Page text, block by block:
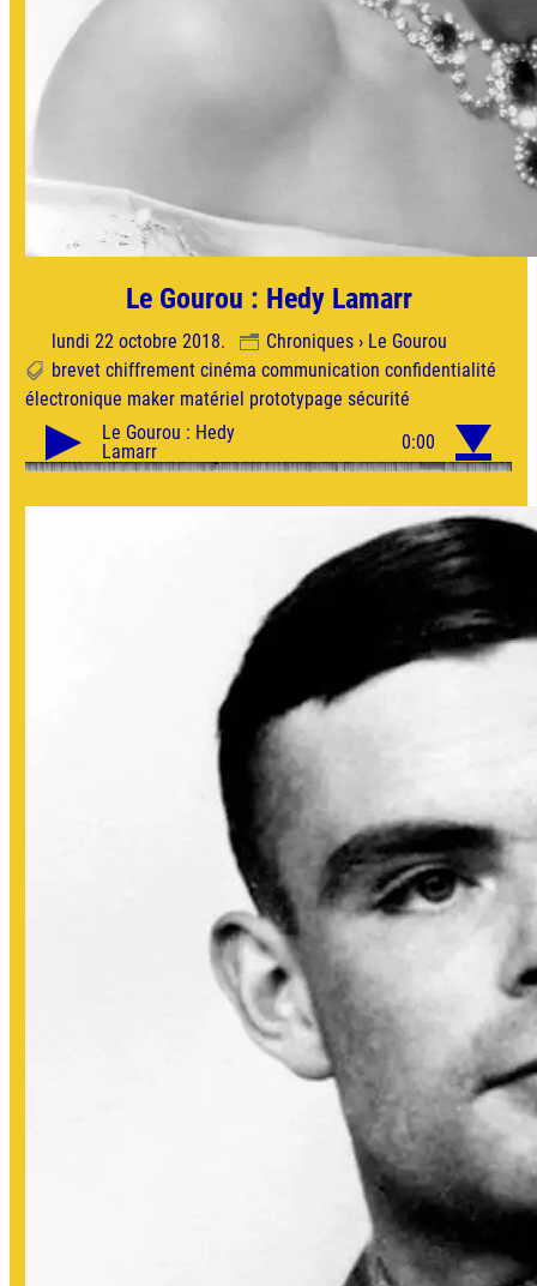
Le Gourou : Hedy Lamarr
lundi 22 octobre 2018.
Chroniques › Le Gourou
brevet chiffrement cinéma communication confidentialité
électronique maker matériel prototypage sécurité